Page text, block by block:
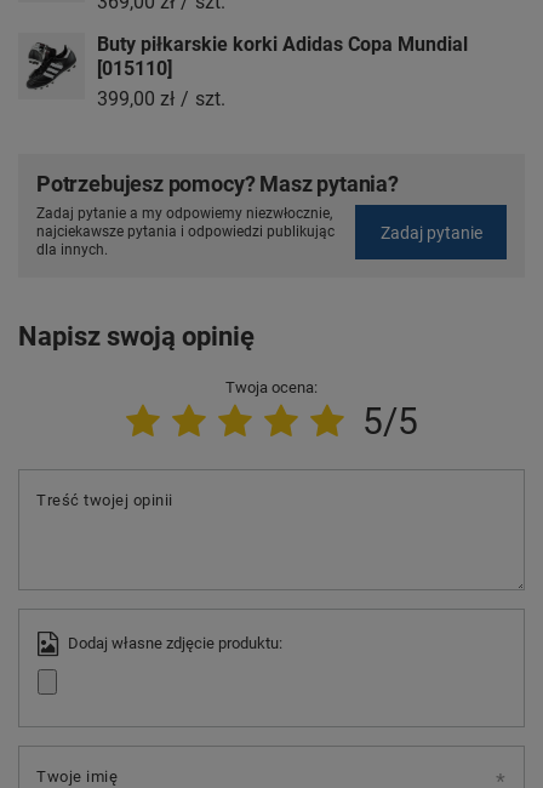
Buty piłkarskie korki Adidas Copa Mundial
[015110]
399,00 zł / szt.
Potrzebujesz pomocy? Masz pytania?
Zadaj pytanie a my odpowiemy niezwłocznie,
najciekawsze pytania i odpowiedzi publikując
dla innych.
Zadaj pytanie
Napisz swoją opinię
Twoja ocena:
5/5
Treść twojej opinii
Dodaj własne zdjęcie produktu:
Twoje imię